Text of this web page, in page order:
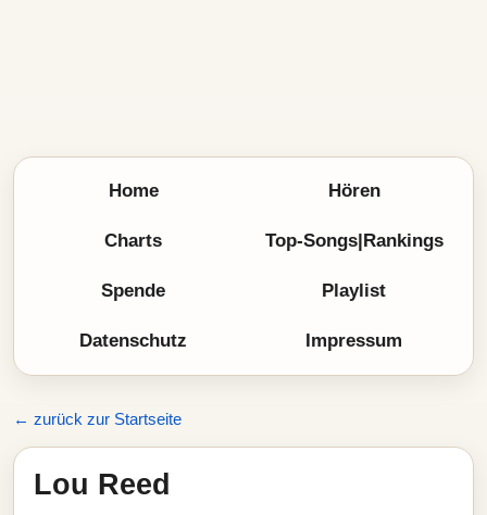
Home Hören
Charts Top-Songs|Rankings
Spende Playlist
Datenschutz Impressum
← zurück zur Startseite
Lou Reed